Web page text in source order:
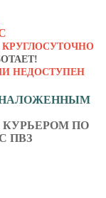
КРУГЛОСУТОЧНО
НЕДОСТУПЕН
НАЛОЖЕННЫМ
КУРЬЕРОМ ПО
ПВЗ